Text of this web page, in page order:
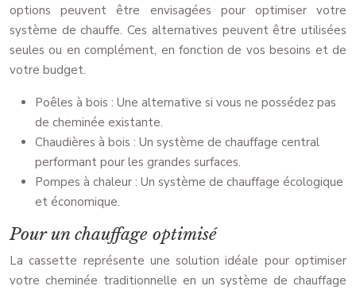
options peuvent être envisagées pour optimiser votre
système de chauffe. Ces alternatives peuvent être utilisées
seules ou en complément, en fonction de vos besoins et de
votre budget.
Poêles à bois : Une alternative si vous ne possédez pas
de cheminée existante.
Chaudières à bois : Un système de chauffage central
performant pour les grandes surfaces.
Pompes à chaleur : Un système de chauffage écologique
et économique.
Pour un chauffage optimisé
La cassette représente une solution idéale pour optimiser
votre cheminée traditionnelle en un système de chauffage